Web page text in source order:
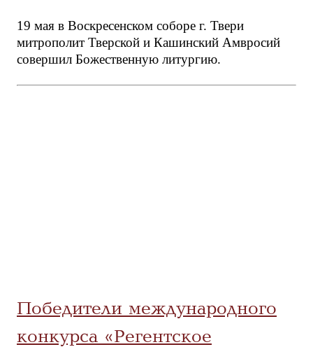
19 мая в Воскресенском соборе г. Твери
митрополит Тверской и Кашинский Амвросий
совершил Божественную литургию.
Победители международного
конкурса «Регентское